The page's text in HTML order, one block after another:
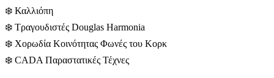
❄️ Καλλιόπη
❄️ Τραγουδιστές Douglas Harmonia
❄️ Χορωδία Κοινότητας Φωνές του Κορκ
❄️ CADA Παραστατικές Τέχνες